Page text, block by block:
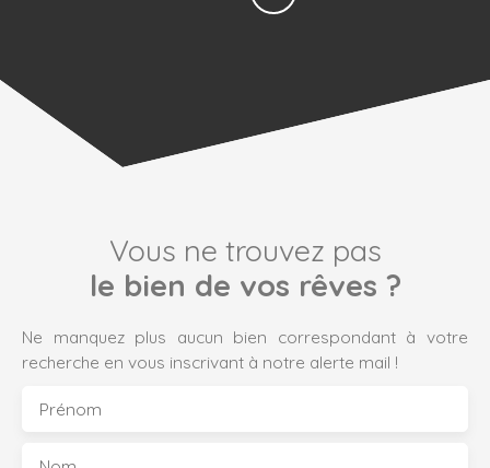
Vous ne trouvez pas
le bien de vos rêves ?
Ne manquez plus aucun bien correspondant à votre
recherche en vous inscrivant à notre alerte mail !
Prénom